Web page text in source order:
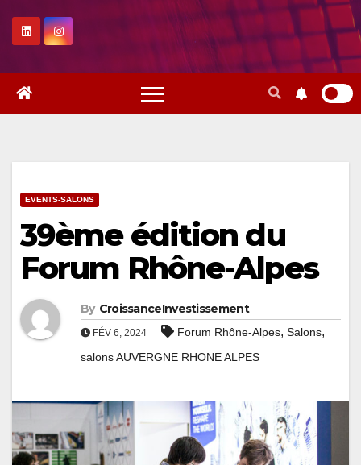
EVENTS-SALONS
39ème édition du
Forum Rhône-Alpes
By CroissanceInvestissement
FÉV 6, 2024 Forum Rhône-Alpes, Salons,
salons AUVERGNE RHONE ALPES